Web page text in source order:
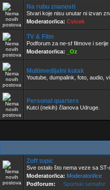
Na rubu znanosti
Stvari koje nisu unutar ni izvan
Moderator/ica: Cvicek
TV & Film
Podforum za ne-sf filmove i serije
Moderator/ica:
_Oz
Multimedijalni kutak
Youtube, dumpalink, foto, audio,
Personal quarters
Kutci (nekih) članova Udruge.
Zoff topic
Sve ostalo što nema veze sa
Moderator/ica: Moderatori/ice
Podforum:
Sportski semafor